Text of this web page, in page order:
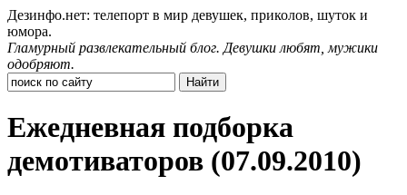
Дезинфо.нет: телепорт в мир девушек, приколов, шуток и
юмора.
Гламурный развлекательный блог. Девушки любят, мужики
одобряют.
Ежедневная подборка
демотиваторов (07.09.2010)